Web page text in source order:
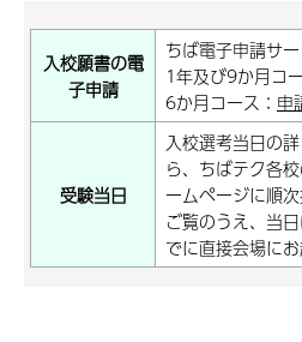
入校願書の電
子申請
ちば電子申請サ
1年及び9か月コ
6か月コース： 申
受験当日
入校選考当日の
ら、ちばテク各
ームページに順
ご覧のうえ、当
でに直接会場にお